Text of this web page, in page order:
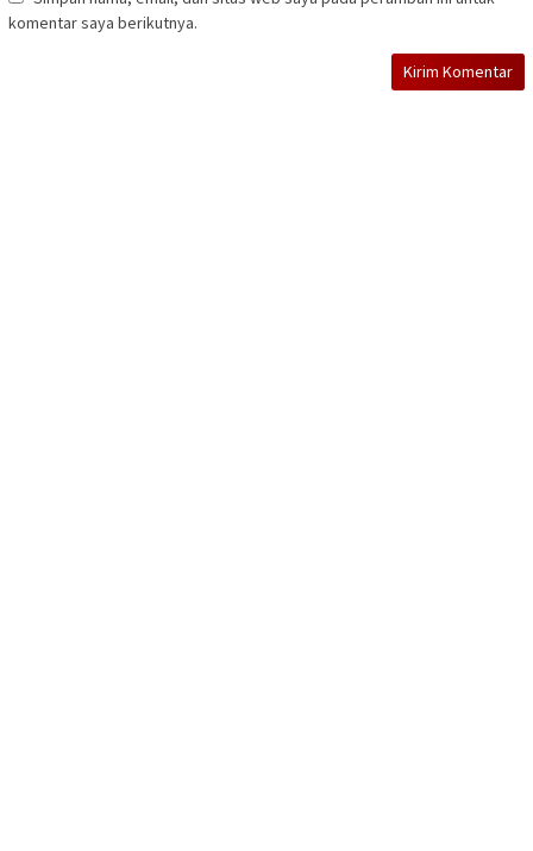
komentar saya berikutnya.